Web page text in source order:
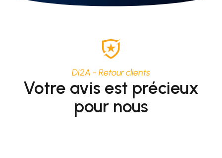
DI2A - Retour clients
Votre avis est précieux
pour nous